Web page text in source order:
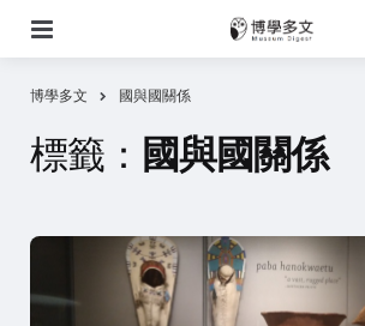
博學多文 國與國關係
標籤： 國與國關係